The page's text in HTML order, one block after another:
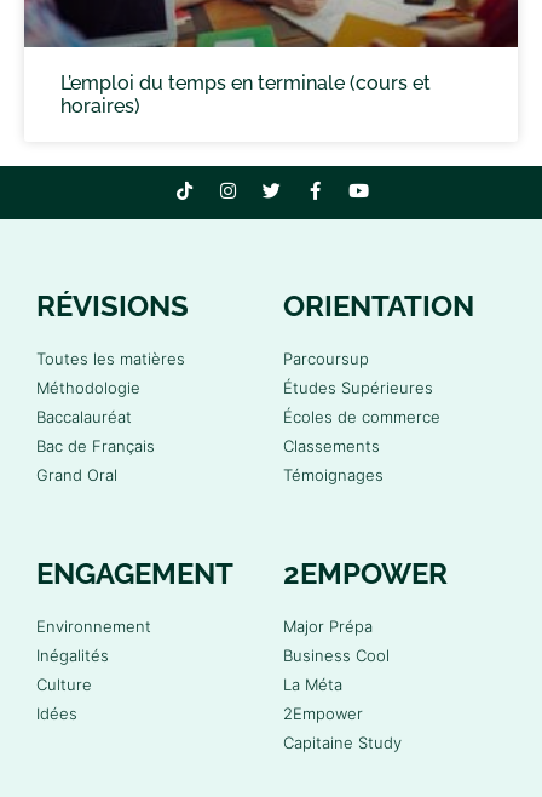
L’emploi du temps en terminale (cours et
horaires)
RÉVISIONS
Toutes les matières
Méthodologie
Baccalauréat
Bac de Français
Grand Oral
ORIENTATION
Parcoursup
Études Supérieures
Écoles de commerce
Classements
Témoignages
ENGAGEMENT
Environnement
Inégalités
Culture
Idées
2EMPOWER
Major Prépa
Business Cool
La Méta
2Empower
Capitaine Study